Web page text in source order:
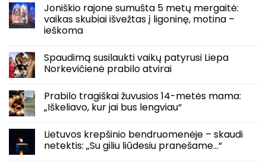
Joniškio rajone sumušta 5 metų mergaitė:
vaikas skubiai išvežtas į ligoninę, motina –
ieškoma
Spaudimą susilaukti vaikų patyrusi Liepa
Norkevičienė prabilo atvirai
Prabilo tragiškai žuvusios 14-metės mama:
„Iškeliavo, kur jai bus lengviau“
Lietuvos krepšinio bendruomenėje – skaudi
netektis: „Su giliu liūdesiu pranešame…“